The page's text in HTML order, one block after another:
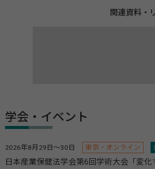
関連資料・
学会・イベント
2026年8月29日～30日 東京・オンライン
日本産業保健法学会第6回学術大会「変化